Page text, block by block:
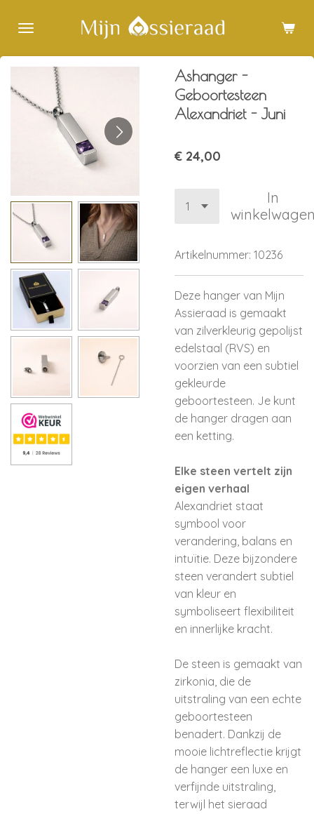
direct
de
hoofdinhoud
Ashanger -
Geboortesteen
Alexandriet - Juni
€ 24,00
In
Artikelnummer: 10236
Deze hanger van Mijn
Assieraad is gemaakt
van zilver­kleurig gepolijst
edelstaal (RVS) en
voorzien van een subtiel
gekleurde
geboortesteen. Je kunt
de hanger dragen aan
een ketting.
Elke steen vertelt zijn
eigen verhaal
Alexandriet staat
symbool voor
verandering, balans en
intuïtie. Deze bijzondere
steen verandert subtiel
van kleur en
symboliseert flexibiliteit
en innerlijke kracht.
De steen is gemaakt van
zirkonia, die de
uitstraling van een echte
geboortesteen
benadert. Dankzij de
mooie lichtreflectie krijgt
de hanger een luxe en
verfijnde uitstraling,
terwijl het sieraad